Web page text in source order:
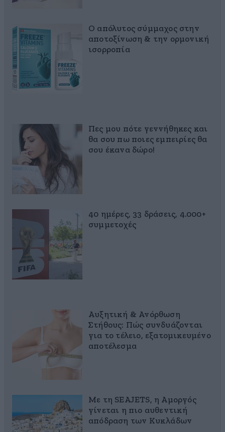
Ο απόλυτος σύμμαχος στην
αποτοξίνωση & την ορμονική
ισορροπία
Πες μου πότε γεννήθηκες και
θα σου πω ποιες εμπειρίες θα
σου έκανα δώρο!
40 ημέρες, 33 δράσεις, 4.000+
συμμετοχές
Αυξητική & Ανόρθωση
Στήθους: Πώς συνδυάζονται
για το τέλειο, εξατομικευμένο
αποτέλεσμα
Με τη SEAJETS, η Αμοργός
γίνεται η πιο αυθεντική
απόδραση των Κυκλάδων